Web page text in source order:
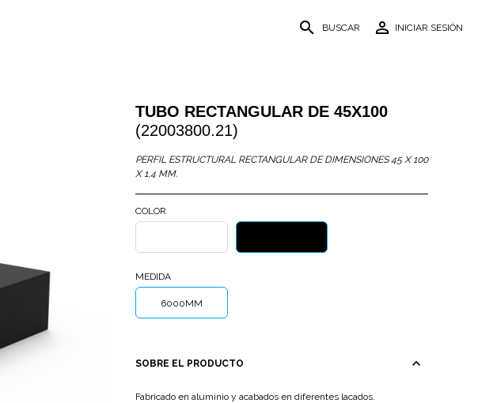
search BUSCAR person_outline INICIAR SESIÓN
TUBO RECTANGULAR DE 45X100
(22003800.21)
PERFIL ESTRUCTURAL RECTANGULAR DE DIMENSIONES 45 X 100
X 1,4 MM.
COLOR
MEDIDA
6000MM
expand_less
SOBRE EL PRODUCTO
Fabricado en aluminio y acabados en diferentes lacados.